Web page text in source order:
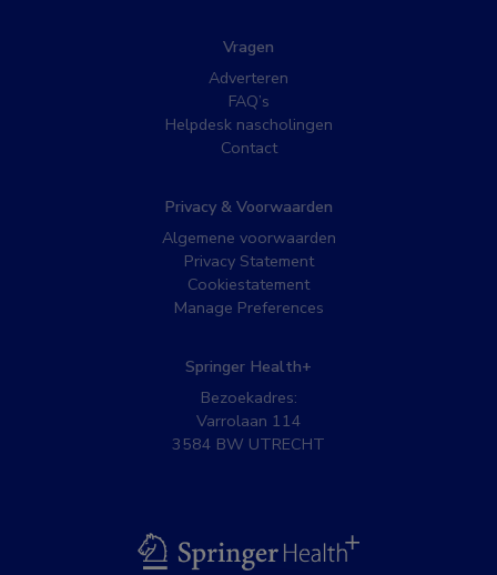
Vragen
Adverteren
FAQ’s
Helpdesk nascholingen
Contact
Privacy & Voorwaarden
Algemene voorwaarden
Privacy Statement
Cookiestatement
Manage Preferences
Springer Health+
Bezoekadres:
Varrolaan 114
3584 BW UTRECHT
BSL